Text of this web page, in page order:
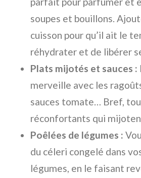
soupes et bouillons.
cuisson pour qu’il ait le
réhydrater et de libérer
Plats mijotés et sauces :
merveille avec les
sauces tomate… Bref,
réconfortants qui
Poêlées de légumes :
du céleri congelé dans
légumes, en le faisant